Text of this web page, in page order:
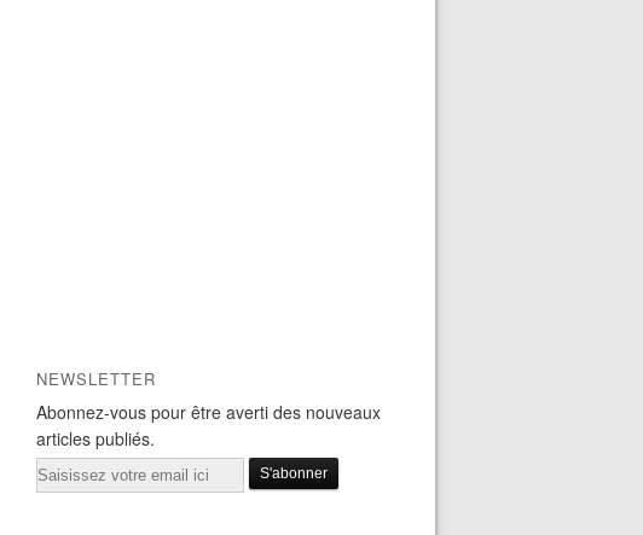
NEWSLETTER
Abonnez-vous pour être averti des nouveaux
articles publiés.
Email